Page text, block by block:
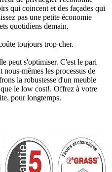
qui coincent et des façades qui
pas une petite économie
quotidiens demain.
toujours trop cher.
peut s'optimiser. C'est le pari
mêmes les processus de
la robustesse d'un meuble
le low cost!. Offrez à votre
pour longtemps.